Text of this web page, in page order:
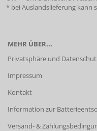
* bei Auslandslieferung kann
MEHR ÜBER...
Privatsphäre und
Impressum
Kontakt
Information zur
Versand- &